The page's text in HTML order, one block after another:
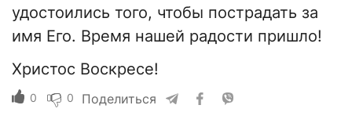
удостоились того, чтобы пострадать за
имя Его. Время нашей радости пришло!
Христос Воскресе!
0 0 Поделиться